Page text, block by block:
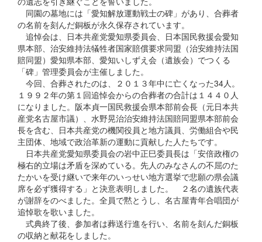
同園の墓地には「愛知解放運動戦士の碑」があり、合葬者
の名前を刻んだ銅板が永久保存されています。
追悼会は、日本共産党愛知県委員会、日本国民救援会愛知
県本部、治安維持法犠牲者国家賠償要求同盟（治安維持法国
賠同盟）愛知県本部、愛知いしずえ会（遺族会）でつくる
「碑」管理委員会が主催しました。
今回、合葬されたのは、２０１３年中に亡くなった34人。
１９９２年の第１回追悼会からの合葬者の合計は１４４０人
になりました。阪本貞一国民救援会県本部前会長（元日本共
産党名古屋市議）、水野晃治治安維持法国賠同盟県本部前会
長を含む、日本共産党の機関役員と地方議員、労働組合や民
主団体、地域で政治革新の運動に貢献した人たちです。
日本共産党愛知県委員会の岩中正巳委員長は「安倍政権の
極右的立場は矛盾を深めている。先人のみなさんの不屈のた
たかいを受け継いで来年のいっせい地方選挙で悲願の県会議
席を必ず獲得する」と決意表明しました。 ２名の遺族代表
が謝辞をのべました。全員で黙とうし、名古屋青年合唱団が
追悼歌を歌いました。
式典終了後、参加者は葬送行進を行い、名前を刻んだ銅板
の収納と献花をしました。